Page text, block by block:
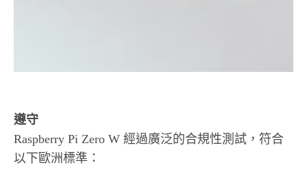
遵守
Raspberry Pi Zero W 經過廣泛的合規性測試，符合
以下歐洲標準：